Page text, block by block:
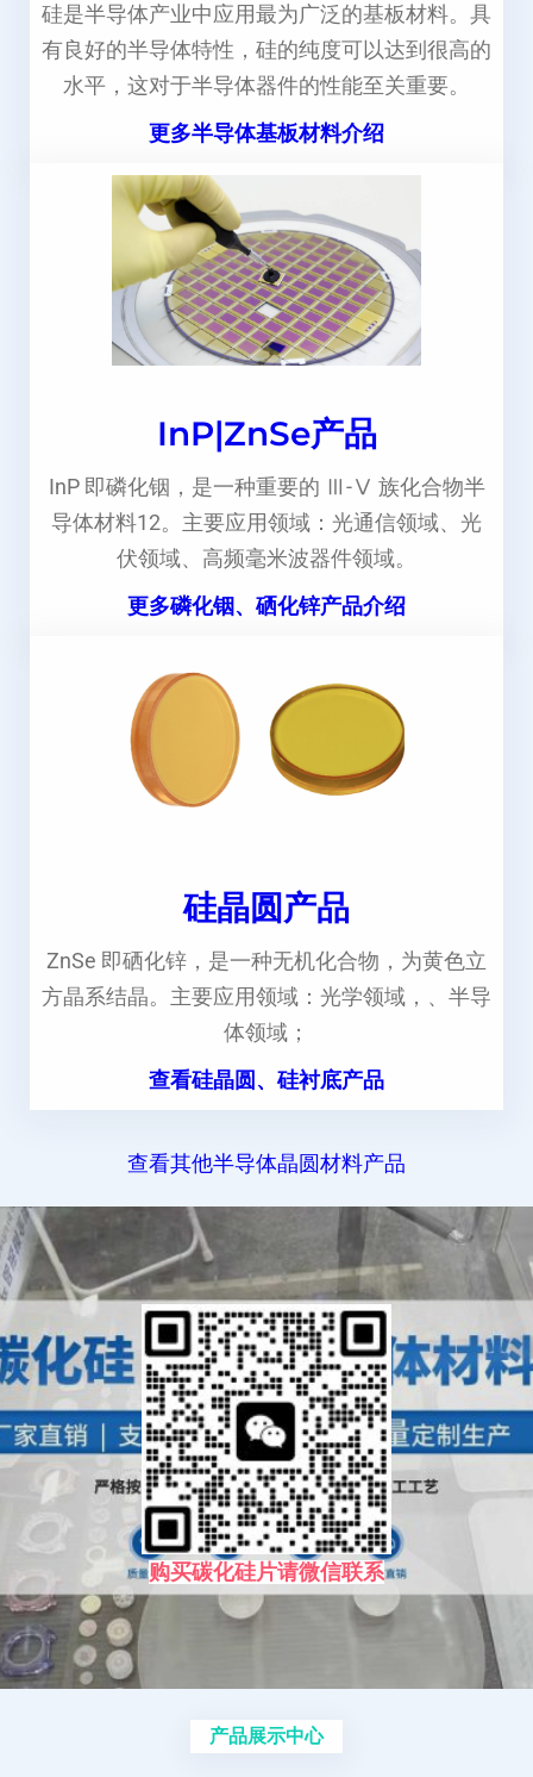
硅是半导体产业中应用最为广泛的基板材料。具
有良好的半导体特性，硅的纯度可以达到很高的
水平，这对于半导体器件的性能至关重要。
更多半导体基板材料介绍
InP|ZnSe产品
InP 即磷化铟，是一种重要的 Ⅲ-Ⅴ 族化合物半
导体材料12。主要应用领域：光通信领域、光
伏领域、高频毫米波器件领域。
更多磷化铟、硒化锌产品介绍
硅晶圆产品
ZnSe 即硒化锌，是一种无机化合物，为黄色立
方晶系结晶。主要应用领域：光学领域，、半导
体领域；
查看硅晶圆、硅衬底产品
查看其他半导体晶圆材料产品
购买碳化硅片请微信联系
产品展示中心